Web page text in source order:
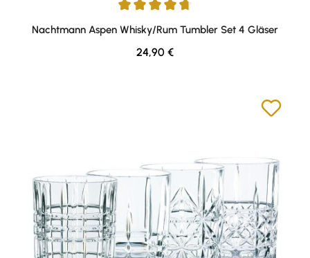
Durchschnittliche Bewertung von 4.67 von 5 Sternen
Nachtmann Aspen Whisky/Rum Tumbler Set 4 Gläser
Regulärer Preis:
24,90 €